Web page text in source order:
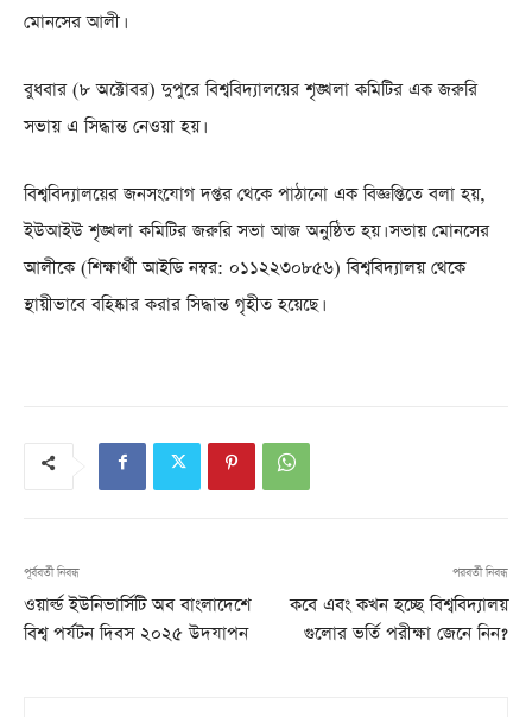
মোনসের আলী।
বুধবার (৮ অক্টোবর) দুপুরে বিশ্ববিদ্যালয়ের শৃঙ্খলা কমিটির এক জরুরি
সভায় এ সিদ্ধান্ত নেওয়া হয়।
বিশ্ববিদ্যালয়ের জনসংযোগ দপ্তর থেকে পাঠানো এক বিজ্ঞপ্তিতে বলা হয়,
ইউআইউ শৃঙ্খলা কমিটির জরুরি সভা আজ অনুষ্ঠিত হয়। সভায় মোনসের
আলীকে (শিক্ষার্থী আইডি নম্বর: ০১১২২৩০৮৫৬) বিশ্ববিদ্যালয় থেকে
স্থায়ীভাবে বহিষ্কার করার সিদ্ধান্ত গৃহীত হয়েছে।
পূর্ববর্তী নিবন্ধ
ওয়ার্ল্ড ইউনিভার্সিটি অব বাংলাদেশে
বিশ্ব পর্যটন দিবস ২০২৫ উদযাপন
পরবর্তী নিবন্ধ
কবে এবং কখন হচ্ছে বিশ্ববিদ্যালয়
গুলোর ভর্তি পরীক্ষা জেনে নিন?